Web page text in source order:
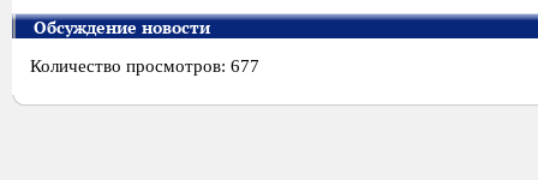
Обсуждение новости
Количество просмотров: 677